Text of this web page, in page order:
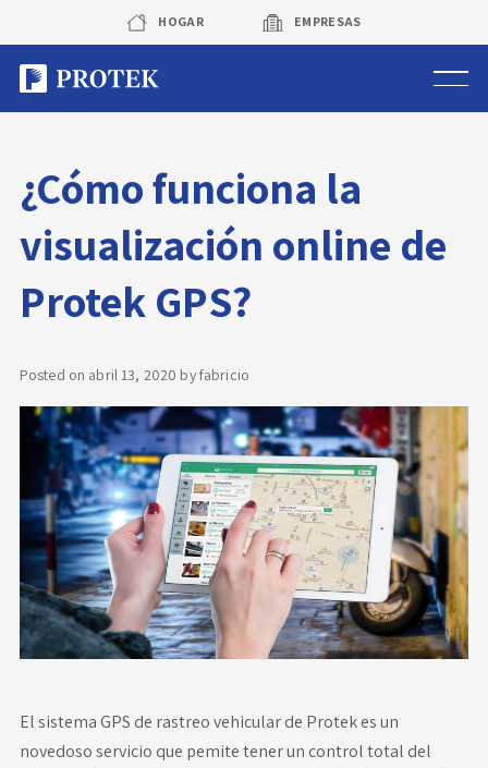
content
HOGAR EMPRESAS
Sistema de cámaras
Rastreo vehicular GPS
Protek Personas
Corredora de seguros
Sobre Protek
Trabaja con nosotros
Novedades
Contacto
¿Cómo funciona la
visualización online de
Protek GPS?
Posted on abril 13, 2020 byfabricio
El sistema GPS de rastreo vehicular de Protek es un
novedoso servicio que pemite tener un control total del